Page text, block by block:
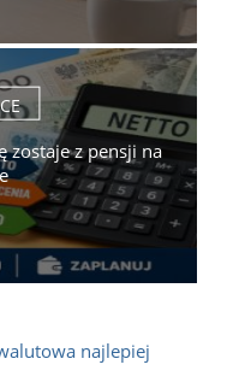
zostaje z pensji na
najlepiej